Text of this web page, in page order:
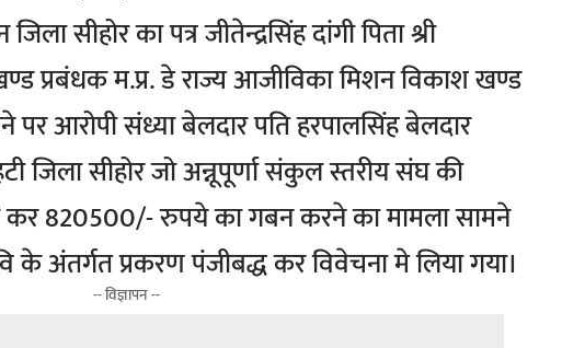
सीहोर का पत्र जीतेन्द्रसिंह दांगी पिता श्री
प्रबंधक म.प्र. डे राज्य आजीविका मिशन विकाश खण्ड
पर आरोपी संध्या बेलदार पति हरपालसिंह बेलदार
जिला सीहोर जो अन्नूपूर्णा संकुल स्तरीय संघ की
कर 820500/- रुपये का गबन करने का मामला सामने
के अंतर्गत प्रकरण पंजीबद्ध कर विवेचना मे लिया गया।
-- विज्ञापन --